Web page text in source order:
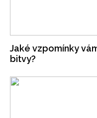
Jaké vzpomínky
bitvy?